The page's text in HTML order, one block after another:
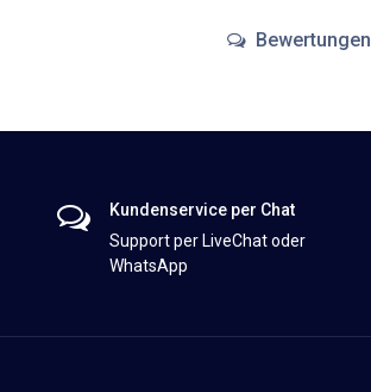
Bewertungen
Kundenservice per Chat
Support per LiveChat oder
WhatsApp